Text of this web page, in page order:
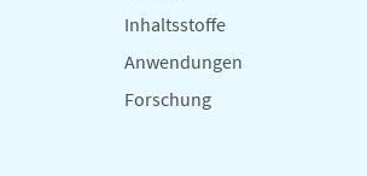
Inhaltsstoffe
Anwendungen
Forschung